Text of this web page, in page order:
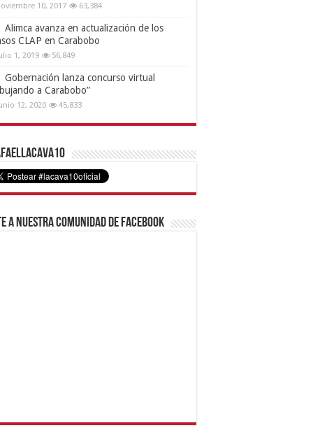
10, 2017 63,384
Alimca avanza en actualización de los
CLAP en Carabobo
1, 2019 56,849
Gobernación lanza concurso virtual
a Carabobo”
12, 2020 45,833
a nuestra comunidad de Facebook